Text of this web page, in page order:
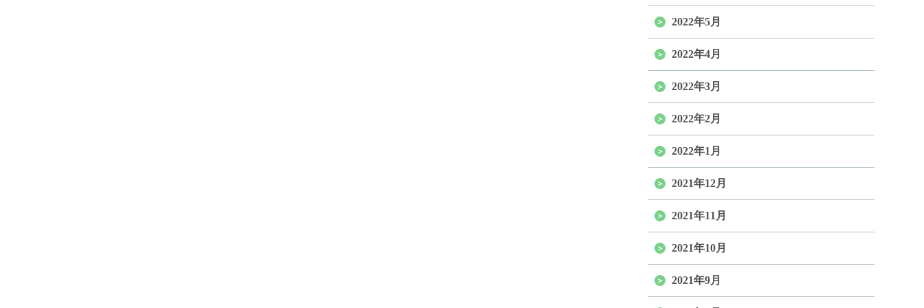
2022年5月
2022年4月
2022年3月
2022年2月
2022年1月
2021年12月
2021年11月
2021年10月
2021年9月